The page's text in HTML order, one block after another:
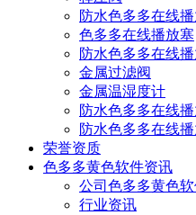
防水色多多在线
色多多在线播放塞
防水色多多在线
金属过滤阀
金属温湿度计
防水色多多在线
防水色多多在线
荣誉资质
色多多黄色软件资讯
公司色多多黄色
行业资讯